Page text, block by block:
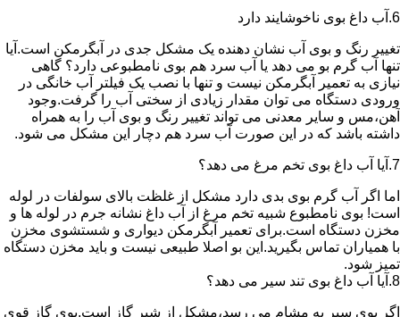
6.آب داغ بوی ناخوشایند دارد
تغییر رنگ و بوی آب نشان دهنده یک مشکل جدی در آبگرمکن است.آیا
تنها آب گرم بو می دهد یا آب سرد هم بوی نامطبوعی دارد؟ گاهی
نیازی به تعمیر آبگرمکن نیست و تنها با نصب یک فیلتر آب خانگی در
ورودی دستگاه می توان مقدار زیادی از سختی آب را گرفت.وجود
آهن،مس و سایر معدنی می تواند تغییر رنگ و بوی آب را به همراه
داشته باشد که در این صورت آب سرد هم دچار این مشکل می شود.
7.آیا آب داغ بوی تخم مرغ می دهد؟
اما اگر آب گرم بوی بدی دارد مشکل از غلظت بالای سولفات در لوله
است! بوی نامطبوع شبیه تخم مرغ از آب داغ نشانه جرم در لوله ها و
مخزن دستگاه است.برای تعمیر آبگرمکن دیواری و شستشوی مخزن
با همیاران تماس بگیرید.این بو اصلا طبیعی نیست و باید مخزن دستگاه
تمیز شود.
8.آیا آب داغ بوی تند سیر می دهد؟
اگر بوی سیر به مشام می رسد،مشکل از شیر گاز است.بوی گاز قوی